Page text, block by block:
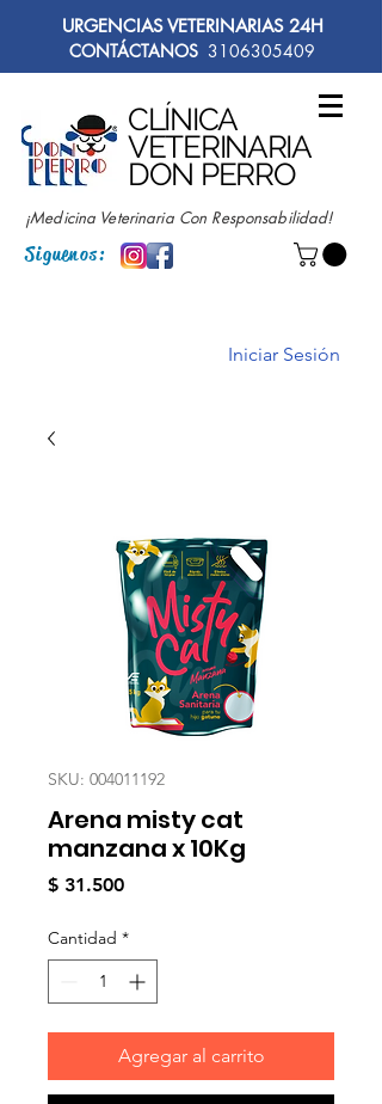
URGENCIAS VETERINARIAS 24H
CONTÁCTANOS 3106305409
CLÍNICA
VETERINARIA
DON PERRO
¡Medicina Veterinaria Con Responsabilidad!
Siguenos:
Iniciar Sesión
SKU: 004011192
Arena misty cat
manzana x 10Kg
$ 31.500Precio
Cantidad *
Agregar al carrito